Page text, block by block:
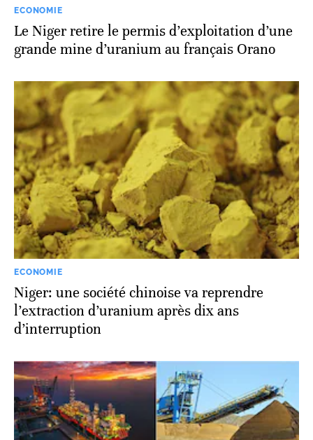
ECONOMIE
Le Niger retire le permis d’exploitation d’une
grande mine d’uranium au français Orano
ECONOMIE
Niger: une société chinoise va reprendre
l’extraction d’uranium après dix ans
d’interruption